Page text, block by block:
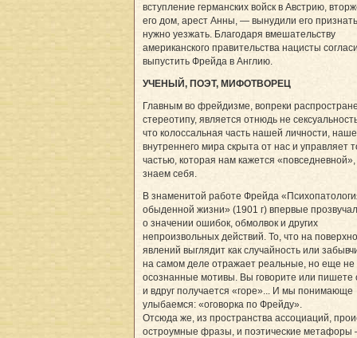
вступление германских войск в Австрию,
его дом, арест Анны, — вынудили его
нужно уезжать. Благодаря вмешательству
американского правительства нацисты
выпустить Фрейда в Англию.
УЧЕНЫЙ, ПОЭТ, МИФОТВОРЕЦ
Главным во фрейдизме, вопреки
стереотипу, является отнюдь не
что колоссальная часть нашей личности,
внутреннего мира скрыта от нас и управляет
частью, которая нам кажется
знаем себя.
В знаменитой работе Фрейда
обыденной жизни» (1901 г) впервые
о значении ошибок, обмолвок и других
непроизвольных действий. То, что на
явлений выглядит как случайность или
на самом деле отражает реальные, но еще не
осознанные мотивы. Вы говорите или пишете
и вдруг получается «горе»... И мы понимающе
улыбаемся: «оговорка по Фрейду».
Отсюда же, из пространства ассоциаций,
остроумные фразы, и поэтические